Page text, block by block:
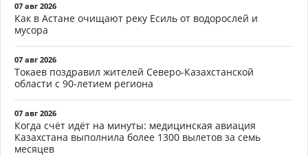
07 авг 2026
Как в Астане очищают реку Есиль от водорослей и
мусора
07 авг 2026
Токаев поздравил жителей Северо-Казахстанской
области с 90-летием региона
07 авг 2026
Когда счёт идёт на минуты: медицинская авиация
Казахстана выполнила более 1300 вылетов за семь
месяцев